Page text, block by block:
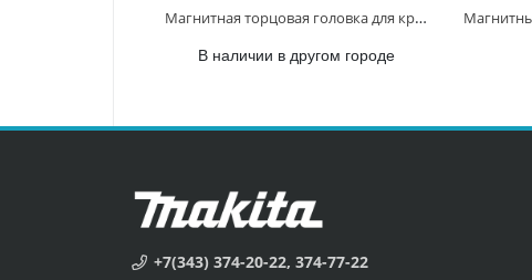
Магнитная торцовая головка для кровельных саморезов (банка)30 шт. 1/4 10 мм, 50 мм B-67789 B-67789
В наличии в другом городе
+7(343) 374-20-22, 374-77-22